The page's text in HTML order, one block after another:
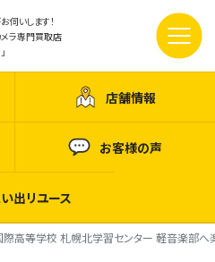
伺いします！
ラ専門買取店
店舗情報
お客様の声
出リユース
際高等学校 札幌北学習センター 軽音楽部へ